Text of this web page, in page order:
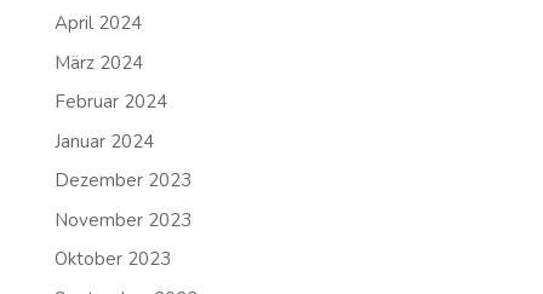
April 2024
März 2024
Februar 2024
Januar 2024
Dezember 2023
November 2023
Oktober 2023